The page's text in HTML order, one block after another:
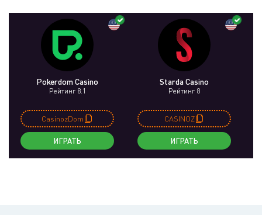
Pokerdom Casino
Рейтинг 8.1
CasinozDom
ИГРАТЬ
Starda Casino
Рейтинг 8
CASINOZ
ИГРАТЬ